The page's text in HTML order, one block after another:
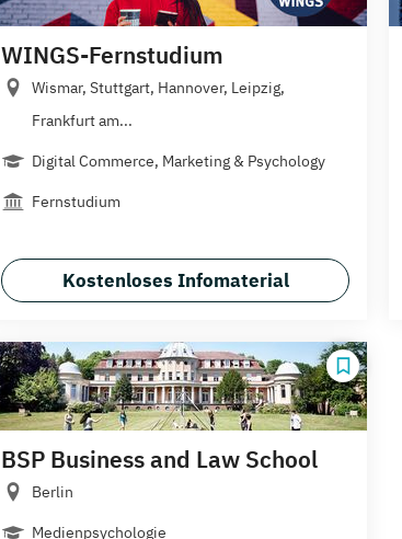
WINGS-Fernstudium
Wismar, Stuttgart, Hannover, Leipzig,
Frankfurt am...
Digital Commerce, Marketing & Psychology
Fernstudium
Kostenloses Infomaterial
BSP Business and Law School
Berlin
Medienpsychologie